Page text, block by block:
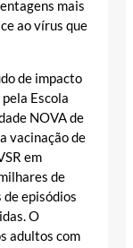
mais
ao vírus que
de impacto
Escola
NOVA de
vacinação de
em
de
episódios
O
adultos com